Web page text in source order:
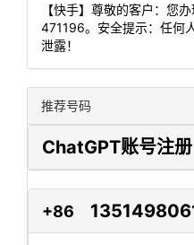
【快手】尊敬的客户：您
471196。安全提示：任何
泄露！
推荐号码
ChatGPT账号注册
+86